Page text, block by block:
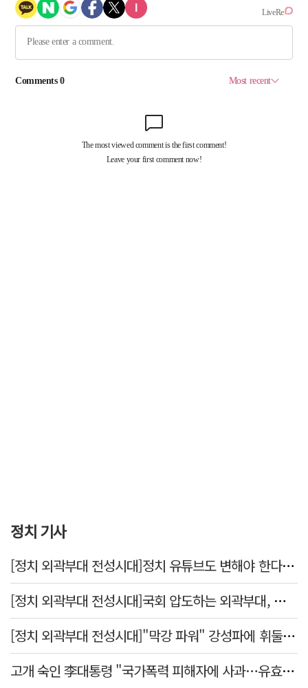
정치 기사
[정치 외곽부대 전성시대]정치 유튜브도 변해야 한다 "화합과 존중"
[정치 외곽부대 전성시대]국회 압도하는 외곽부대, 목소리 왜 커지나?
[정치 외곽부대 전성시대]"막강 파워" 강성파에 휘둘리는 여야 …"이슈 메이킹" 커지는 변방의 북소리
고개 숙인 李대통령 "국가폭력 피해자에 사과…유효기간 없는 책임"